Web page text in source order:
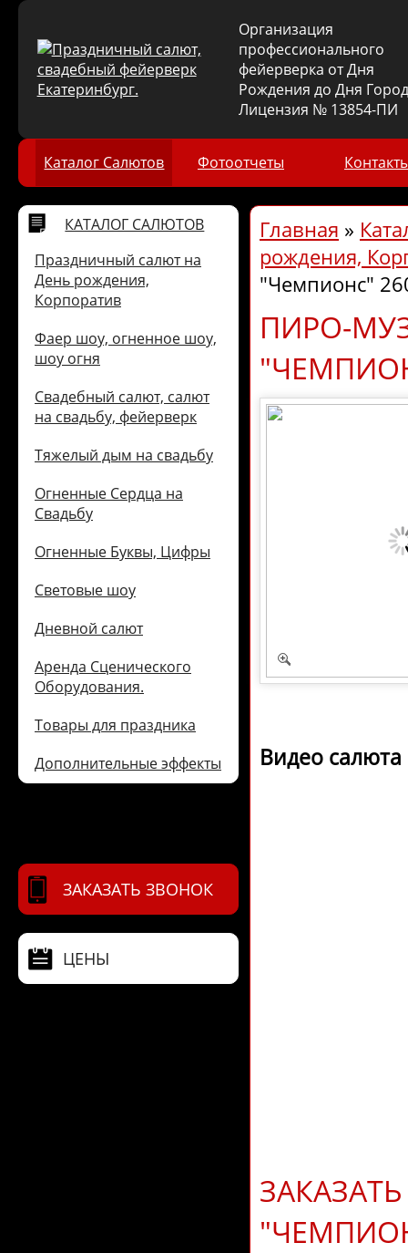
Организация
профессионального
фейерверка от Дня
Рождения до Дня
Лицензия № 13854-ПИ
Каталог Салютов Фотоотчеты
КАТАЛОГ САЛЮТОВ
Праздничный салют на
День рождения,
Корпоратив
Фаер шоу, огненное шоу,
шоу огня
Свадебный салют, салют
на свадьбу, фейерверк
Тяжелый дым на свадьбу
Огненные Сердца на
Свадьбу
Огненные Буквы, Цифры
Световые шоу
Дневной салют
Аренда Сценического
Оборудования.
Товары для праздника
Дополнительные эффекты
ЗАКАЗАТЬ ЗВОНОК
ЦЕНЫ
Главная »
рождения,
"Чемпионс"
ПИРО-
Видео